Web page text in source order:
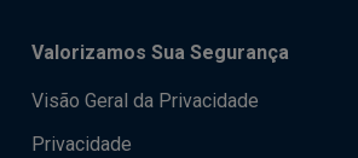
Valorizamos Sua Segurança
Visão Geral da Privacidade
Privacidade